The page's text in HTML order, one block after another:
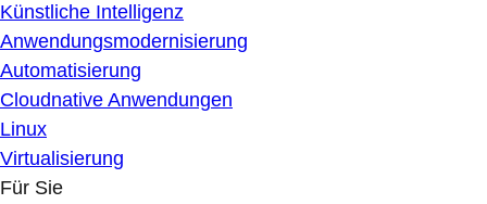
Künstliche Intelligenz
Anwendungsmodernisierung
Automatisierung
Cloudnative Anwendungen
Linux
Virtualisierung
Für Sie